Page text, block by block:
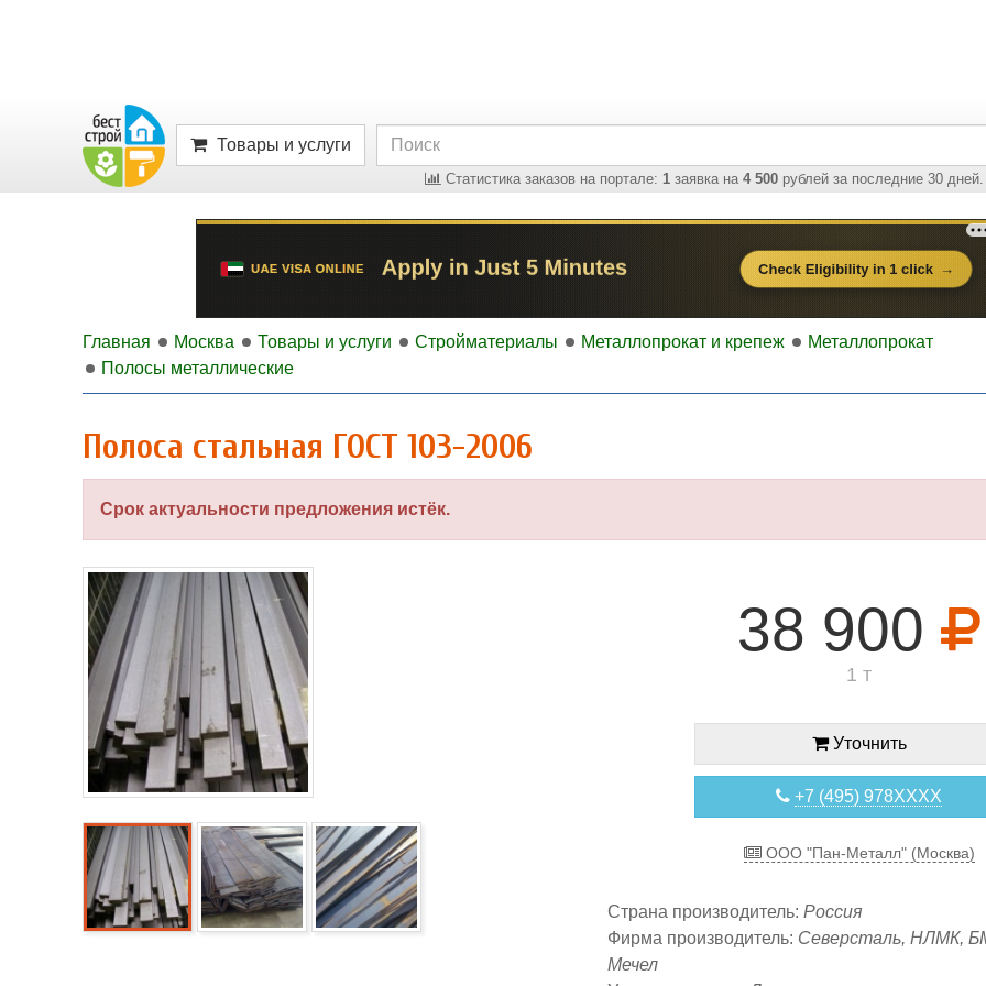
Товары и услуги
Статистика заказов на портале: 1заявка на 4 500рублей за последние 30 дней.
Главная Москва Товары и услуги Стройматериалы Металлопрокат и крепеж
Металлопрокат
Полосы металлические
Полоса стальная ГОСТ 103-2006
Срок актуальности предложения истёк.
38 900
1 т
Уточнить
+7 (495) 978XXXX
ООО "Пан-Металл" (Москва)
Страна производитель: Россия
Фирма производитель: Северсталь, НЛМК,
Мечел